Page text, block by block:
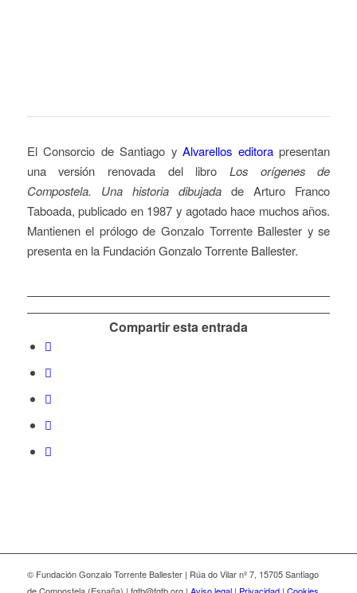
El Consorcio de Santiago yAlvarellos editorapresentan
una versión renovada del libroLos orígenes de
Compostela. Una historia dibujada de Arturo Franco
Taboada, publicado en 1987 y agotado hace muchos años.
Mantienen el prólogo de Gonzalo Torrente Ballester y se
presenta en la Fundación Gonzalo Torrente Ballester.
Compartir esta entrada
© Fundación Gonzalo Torrente Ballester | Rúa do Vilar nº 7, 15705 Santiago
de Compostela (España) | fgtb@fgtb.org | Aviso legal| Privacidad| Cookies